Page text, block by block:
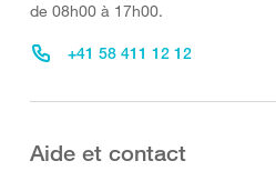
de 08h00 à 17h00.
+41 58 411 12 12
Aide et contact